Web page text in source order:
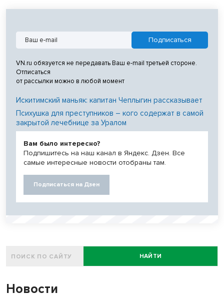
VN.ru обязуется не передавать Ваш e-mail третьей стороне.
Отписаться
от рассылки можно в любой момент
Искитимский маньяк: капитан Чеплыгин рассказывает
Психушка для преступников – кого содержат в самой
закрытой лечебнице за Уралом
Вам было интересно?
Подпишитесь на наш канал в Яндекс. Дзен. Все
самые интересные новости отобраны там.
Подписаться на Дзен
НАЙТИ
Новости